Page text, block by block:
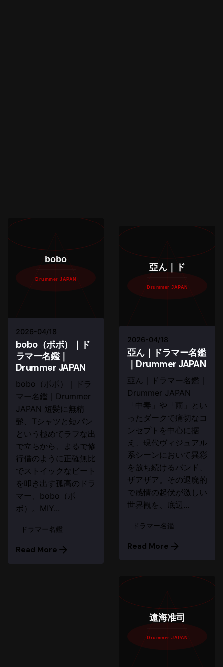
bobo
Drummer JAPAN
2026-04/18
bobo（ボボ）｜ド
ラマー名鑑｜
Drummer JAPAN
bobo（ボボ）｜ドラ
マー名鑑｜Drummer
JAPAN 短髪に無精
髭、Tシャツと短パン
という極めてラフな出
で立ちから、まるで修
行僧のように正確無比
でストイックなビート
を叩き出す孤高のドラ
マー、bobo（ボ
ボ）。MIY...
ドラマー名鑑
Read More
亞ん｜ド
Drummer JAPAN
2026-04/18
亞ん｜ドラマー名鑑
｜Drummer JAPAN
亞ん｜ドラマー名鑑｜
Drummer JAPAN
「中毒」や「雨」とい
ったダークで痛切なコ
ンセプトを中心に据
え、現代ヴィジュアル
系シーンにおいて異彩
を放ち続けるバンド、
ザアザア。その退廃的
で感情の起伏が激しい
世界観を、底辺...
ドラマー名鑑
Read More
遠海准司
Drummer JAPAN